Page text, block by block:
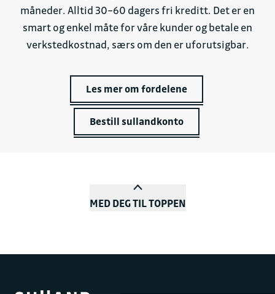
Hos bilforhandlerne i Harstad finner du et godtutvalg
av bruktbilerfra mange forskjellige bilmerker. Når du
kjøper bruktbil hos oss, er du sikret en korrekt og
Bruktbilene leveres med garanti fra tre måneder til fem
år. I tillegg har du bytterett og fem års reklamasjonsrett
ved skjulte feil og mangler.
måneder. Alltid 30–60 dagers fri kreditt. Det er en
smart og enkel måte for våre kunder og betale en
verkstedkostnad, særs om den er uforutsigbar.
Les mer om fordelene
Bestill sullandkonto
MED DEG TIL TOPPEN